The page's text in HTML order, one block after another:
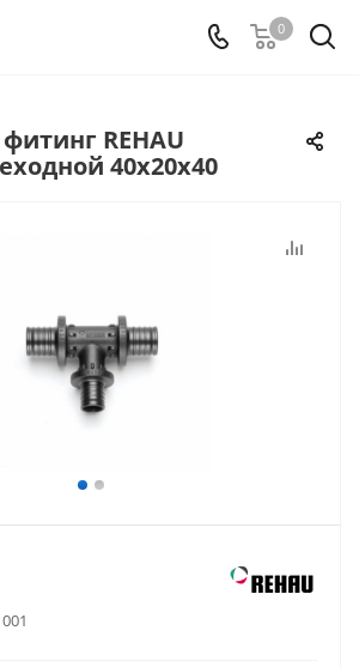
0
REHAU
40х20х40